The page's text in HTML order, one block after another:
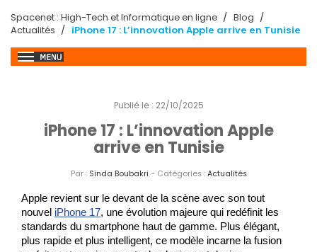
Spacenet : High-Tech et Informatique en ligne
Blog
Actualités
iPhone 17 : L’innovation Apple arrive en Tunisie
Publié le : 22/10/2025
iPhone 17 : L’innovation Apple
arrive en Tunisie
Par : Sinda Boubakri - Catégories :Actualités
Apple revient sur le devant de la scène avec son tout
nouvel iPhone 17, une évolution majeure qui redéfinit les
standards du smartphone haut de gamme. Plus élégant,
plus rapide et plus intelligent, ce modèle incarne la fusion